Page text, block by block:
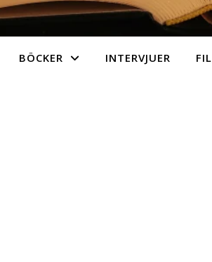
BÖCKER INTERVJUER